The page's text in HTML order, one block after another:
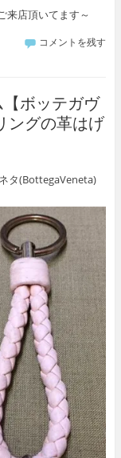
来店頂いてます～
コメントを残す
ボッテガヴ
ングの革はげ
タ(BottegaVeneta)